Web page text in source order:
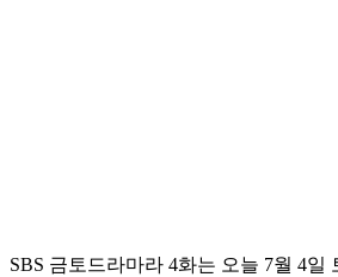
SBS 금토드라마라 4화는 오늘 7월 4일